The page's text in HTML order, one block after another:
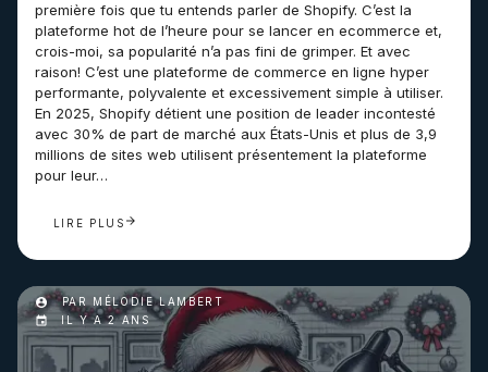
première fois que tu entends parler de Shopify. C’est la
plateforme hot de l’heure pour se lancer en ecommerce et,
crois-moi, sa popularité n’a pas fini de grimper. Et avec
raison! C’est une plateforme de commerce en ligne hyper
performante, polyvalente et excessivement simple à utiliser.
En 2025, Shopify détient une position de leader incontesté
avec 30% de part de marché aux États-Unis et plus de 3,9
millions de sites web utilisent présentement la plateforme
pour leur…
LIRE PLUS
PAR MÉLODIE LAMBERT
IL Y A 2 ANS